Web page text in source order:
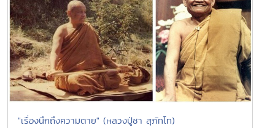
"เรื่องนึกถึงความตาย" (หลวงปู่ชา สุภัทโท)